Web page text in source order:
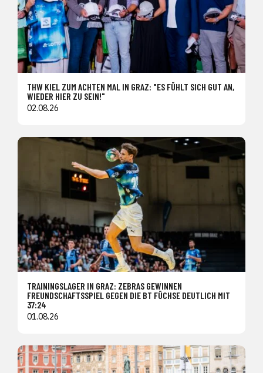
THW KIEL ZUM ACHTEN MAL IN GRAZ: "ES FÜHLT SICH GUT AN,
WIEDER HIER ZU SEIN!"
02.08.26
TRAININGSLAGER IN GRAZ: ZEBRAS GEWINNEN
FREUNDSCHAFTSSPIEL GEGEN DIE BT FÜCHSE DEUTLICH MIT
37:24
01.08.26